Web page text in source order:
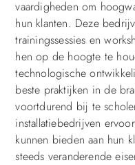
vaardigheden om
hun klanten. Deze
trainingssessies en
hen op de hoogte te
technologische
beste praktijken in de
voortdurend bij te
installatiebedrijven
kunnen bieden aan hun
steeds veranderende